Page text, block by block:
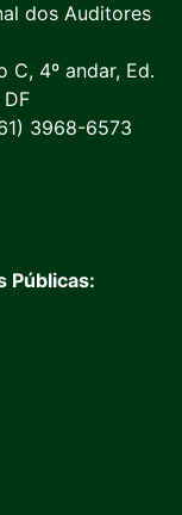
dos Auditores
C, 4º andar, Ed.
3968-6573
Públicas: